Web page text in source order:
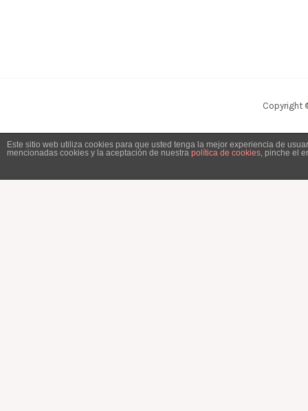
Copyright
Este sitio web utiliza cookies para que usted tenga la mejor experiencia de
mencionadas cookies y la aceptación de nuestra política de cookies, pinche el